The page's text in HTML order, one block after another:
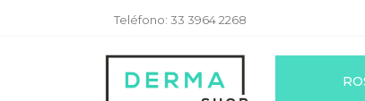
Teléfono: 33 3964 2268